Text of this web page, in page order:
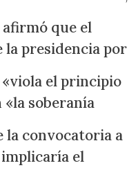
que el
la presidencia por
el principio
soberanía
la convocatoria a
el